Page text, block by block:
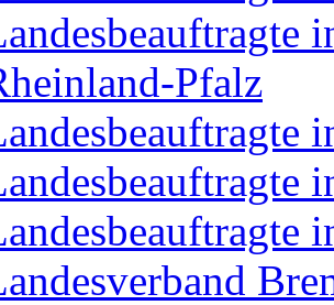
Pfalz